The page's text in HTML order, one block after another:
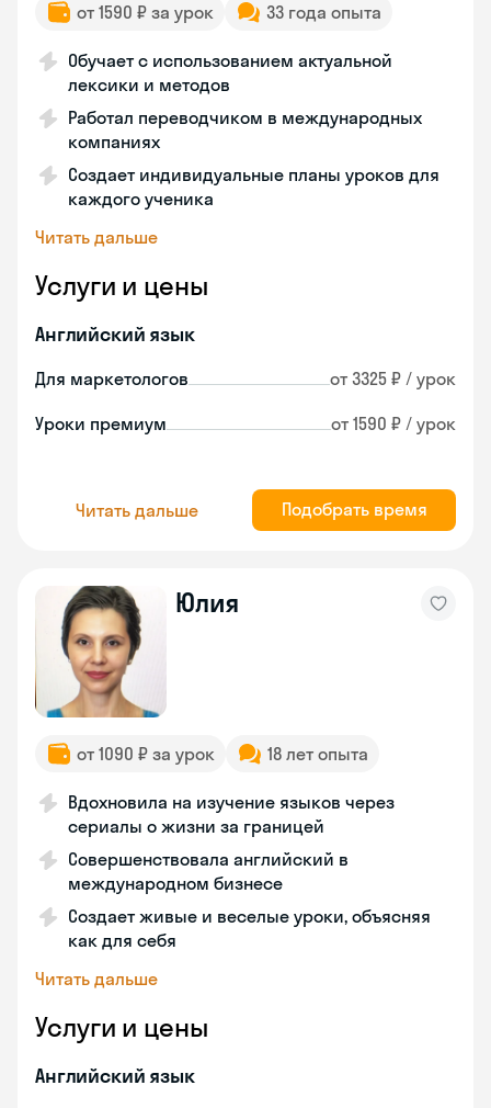
от 1590 ₽ за урок 33 года опыта
Обучает с использованием актуальной
лексики и методов
Работал переводчиком в международных
компаниях
Создает индивидуальные планы уроков для
каждого ученика
Читать дальше
Услуги и цены
Английский язык
Для маркетологов от 3325 ₽ / урок
Уроки премиум от 1590 ₽ / урок
Читать дальше Подобрать время
Юлия
от 1090 ₽ за урок 18 лет опыта
Вдохновила на изучение языков через
сериалы о жизни за границей
Совершенствовала английский в
международном бизнесе
Создает живые и веселые уроки, объясняя
как для себя
Читать дальше
Услуги и цены
Английский язык